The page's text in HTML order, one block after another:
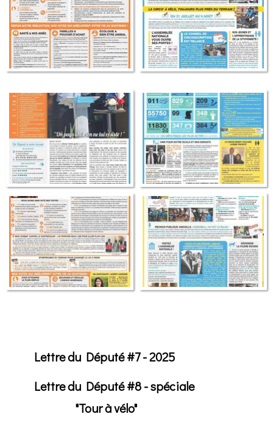
Lettre du Député #7 - 2025
Lettre du Député #8 - spéciale
"Tour à vélo"